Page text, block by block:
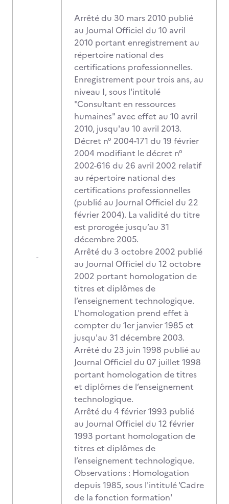
-
Arrêté du 30 mars 2010 publié
au Journal Officiel du 10 avril
2010 portant enregistrement au
répertoire national des
certifications professionnelles.
Enregistrement pour trois ans, au
niveau I, sous l'intitulé
"Consultant en ressources
humaines" avec effet au 10 avril
2010, jusqu'au 10 avril 2013.
Décret n° 2004-171 du 19 février
2004 modifiant le décret n°
2002-616 du 26 avril 2002 relatif
au répertoire national des
certifications professionnelles
(publié au Journal Officiel du 22
février 2004). La validité du titre
est prorogée jusqu’au 31
décembre 2005.
Arrêté du 3 octobre 2002 publié
au Journal Officiel du 12 octobre
2002 portant homologation de
titres et diplômes de
l’enseignement technologique.
L'homologation prend effet à
compter du 1er janvier 1985 et
jusqu'au 31 décembre 2003.
Arrêté du 23 juin 1998 publié au
Journal Officiel du 07 juillet 1998
portant homologation de titres
et diplômes de l’enseignement
technologique.
Arrêté du 4 février 1993 publié
au Journal Officiel du 12 février
1993 portant homologation de
titres et diplômes de
l’enseignement technologique.
Observations : Homologation
depuis 1985, sous l'intitulé 'Cadre
de la fonction formation'